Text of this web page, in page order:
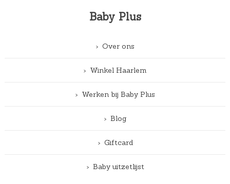
Baby Plus
Over ons
Winkel Haarlem
Werken bij Baby Plus
Blog
Giftcard
Baby uitzetlijst